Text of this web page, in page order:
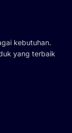
kebutuhan.
yang terbaik